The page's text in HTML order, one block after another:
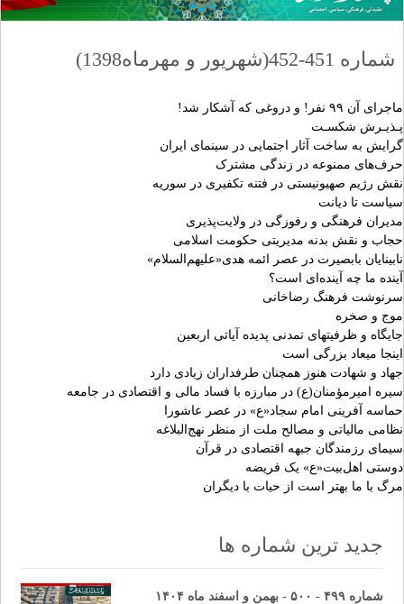
شماره 451-452(شهریور و مهرماه1398)
ماجرای آن ۹۹ نفر! و دروغی که آشکار شد!
پـذیـرش شکسـت
گرایش به ساخت آثار اجتمایی در سینمای ایران
حرف‌های ممنوعه در زندگی مشترک
نقش رژیم صهیونیستی در فتنه تکفیری در سوریه
سیاست تا دیانت
مدیران فرهنگی و رفوزگی در ولایت‌پذیری
حجاب و نقش بدنه مدیریتی حکومت اسلامی
نابینایان بابصیرت در عصر ائمه هدی«علیهم‌السلام»
آینده‌ ما چه آینده‌ای است؟
سرنوشت فرهنگ رضاخانی
موج و صخره
جایگاه و ظرفیتهای تمدنی پدیده آیاتی اربعین
اینجا میعاد بزرگی است
جهاد و شهادت هنوز همچنان طرفداران زیادی دارد
سیره امیرمؤمنان(ع) در مبارزه با فساد مالی و اقتصادی در جامعه
حماسه آفرینی امام سجاد«ع» در عصر عاشورا
نظامی مالیاتی و مصالح ملت از منظر نهج‌البلاغه
سیمای رزمندگان جبهه‌ اقتصادی در قرآن
دوستی اهل‌بیت«ع» یک فریضه
مرگ با ما بهتر است از حیات با دیگران
جدید ترین شماره ها
شماره ۴۹۹ - ۵۰۰ - بهمن و اسفند ماه ۱۴۰۴